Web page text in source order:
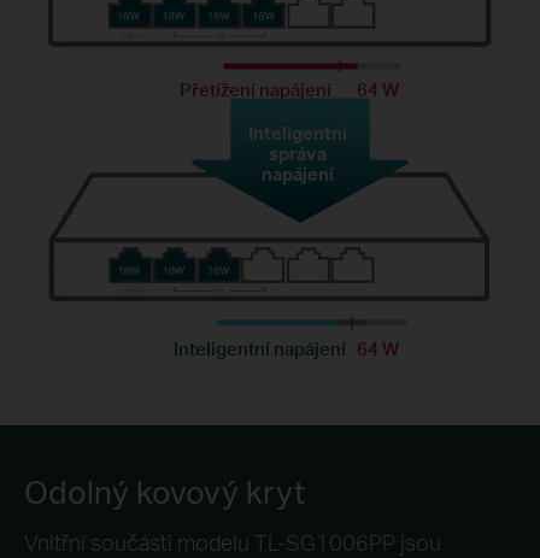
Přetížení napájení
64 W
Inteligentní
správa
napájení
Inteligentní napájení 64 W
Odolný kovový kryt
Vnitřní součásti modelu TL-SG1006PP jsou